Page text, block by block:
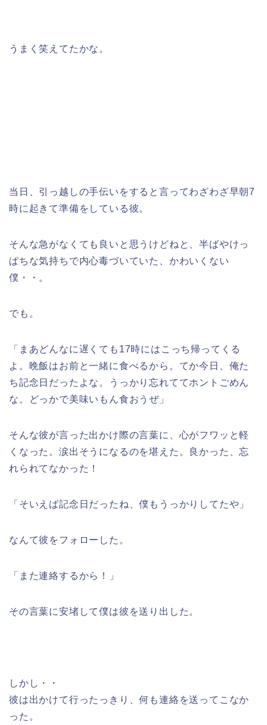
うまく笑えてたかな。
当日、引っ越しの手伝いをすると言ってわざわざ早朝7
時に起きて準備をしている彼。
そんな急がなくても良いと思うけどねと、半ばやけっ
ぱちな気持ちで内心毒づいていた、かわいくない
僕・・。
でも。
「まあどんなに遅くても17時にはこっち帰ってくる
よ。晩飯はお前と一緒に食べるから。てか今日、俺た
ち記念日だったよな。うっかり忘れててホントごめん
な。どっかで美味いもん食おうぜ」
そんな彼が言った出かけ際の言葉に、心がフワッと軽
くなった。涙出そうになるのを堪えた。良かった、忘
れられてなかった！
「そいえば記念日だったね、僕もうっかりしてたや」
なんて彼をフォローした。
「また連絡するから！」
その言葉に安堵して僕は彼を送り出した。
しかし・・
彼は出かけて行ったっきり、何も連絡を送ってこなか
った。